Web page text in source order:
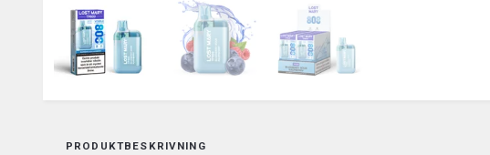
PRODUKTBESKRIVNING